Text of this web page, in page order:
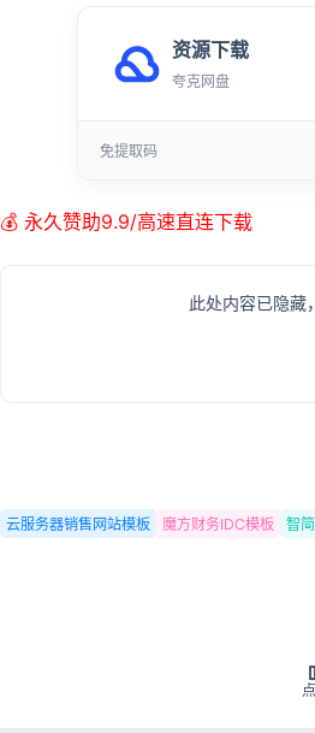
资源下载
夸克网盘
免提取码
💰 永久赞助9.9/高速直连下载
此处内容已隐藏
云服务器销售网站模板 魔方财务IDC模板 智